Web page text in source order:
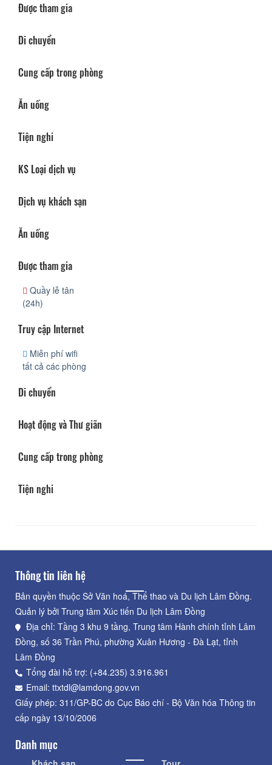
Được tham gia
Di chuyển
Cung cấp trong phòng
Ăn uống
Tiện nghi
KS Loại dịch vụ
Dịch vụ khách sạn
Ăn uống
Được tham gia
Quầy lễ tân
(24h)
Truy cập Internet
Miễn phí wifi
tất cả các phòng
Di chuyển
Hoạt động và Thư giãn
Cung cấp trong phòng
Tiện nghi
Thông tin liên hệ
Bản quyền thuộc Sở Văn hoá, Thể thao và Du lịch Lâm Đồng.
Quản lý bởi Trung tâm Xúc tiến Du lịch Lâm Đồng
Địa chỉ: Tầng 3 khu 9 tầng, Trung tâm Hành chính tỉnh Lâm
Đồng, số 36 Trần Phú, phường Xuân Hương - Đà Lạt, tỉnh
Lâm Đồng
Tổng đài hỗ trợ: (+84.235) 3.916.961
Email: ttxtdl@lamdong.gov.vn
Giấy phép: 311/GP-BC do Cục Báo chí - Bộ Văn hóa Thông tin
cấp ngày 13/10/2006
Danh mục